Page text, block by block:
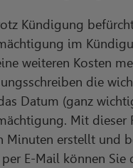
Kündigung
im
weiteren Kosten
die
Datum (ganz
Mit
Minuten erstellt und
E-Mail können